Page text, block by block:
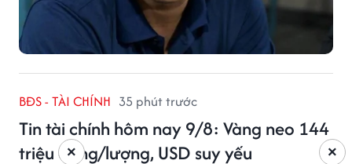
BĐS - TÀI CHÍNH 35 phút trước
Tin tài chính hôm nay 9/8: Vàng neo 144
triệu đồng/lượng, USD suy yếu
×
×